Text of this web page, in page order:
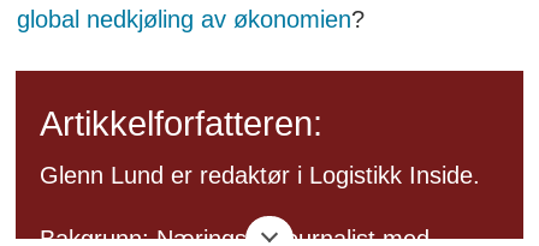
global nedkjøling av økonomien?
Artikkelforfatteren:
Glenn Lund er redaktør i Logistikk Inside.
Bakgrunn: Næringslivsjournalist med